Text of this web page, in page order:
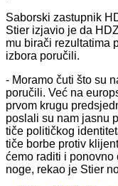
Saborski zastupnik
Stier izjavio je da
mu birači rezultatima
izbora poručili.
- Moramo čuti što su
poručili. Već na
prvom krugu
poslali su nam jasnu
tiče političkog
tiče borbe protiv
ćemo raditi i ponovno
noge, rekao je Stier